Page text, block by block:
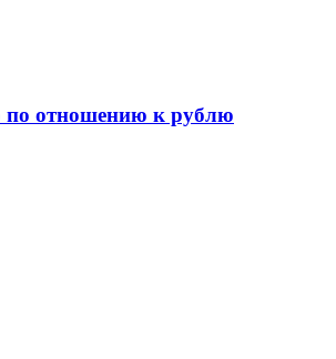
по отношению к рублю